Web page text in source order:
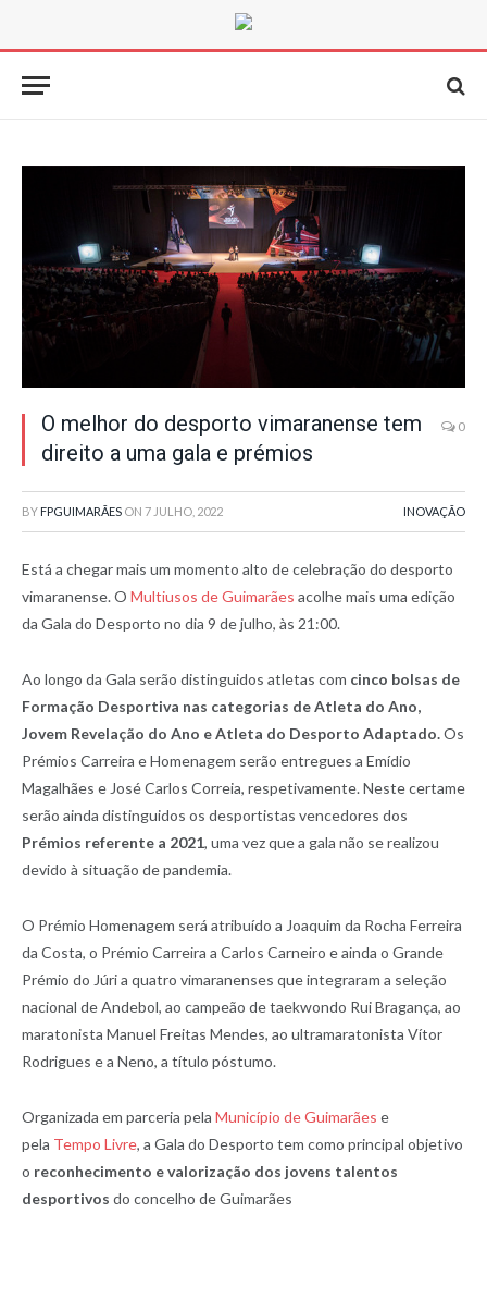
O melhor do desporto vimaranense tem
direito a uma gala e prémios
0
BY FPGUIMARÃES ON 7 JULHO, 2022 INOVAÇÃO
Está a chegar mais um momento alto de celebração do desporto
vimaranense. O Multiusos de Guimarães acolhe mais uma edição
da Gala do Desporto no dia 9 de julho, às 21:00.
Ao longo da Gala serão distinguidos atletas com cinco bolsas de
Formação Desportiva nas categorias de Atleta do Ano,
Jovem Revelação do Ano e Atleta do Desporto Adaptado.Os
Prémios Carreira e Homenagem serão entregues a Emídio
Magalhães e José Carlos Correia, respetivamente. Neste certame
serão ainda distinguidos os desportistas vencedores dos
Prémios referente a 2021, uma vez que a gala não se realizou
devido à situação de pandemia.
O Prémio Homenagem será atribuído a Joaquim da Rocha Ferreira
da Costa, o Prémio Carreira a Carlos Carneiro e ainda o Grande
Prémio do Júri a quatro vimaranenses que integraram a seleção
nacional de Andebol, ao campeão de taekwondo Rui Bragança, ao
maratonista Manuel Freitas Mendes, ao ultramaratonista Vítor
Rodrigues e a Neno, a título póstumo.
Organizada em parceria pela Município de Guimarães e
pela Tempo Livre, a Gala do Desporto tem como principal objetivo
o reconhecimento e valorização dos jovens talentos
desportivos do concelho de Guimarães